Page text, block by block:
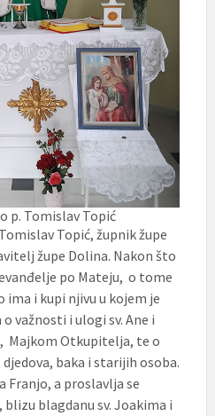
p. Tomislav Topić
Topić, župnik župe
župe Dolina. Nakon što
po Mateju, o tome
ima i kupi njivu u kojem je
važnosti i ulogi sv. Ane i
Majkom Otkupitelja, te o
baka i starijih osoba.
Franjo, a proslavlja se
blagdanu sv. Joakima i